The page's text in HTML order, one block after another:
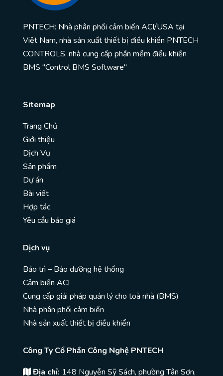
PNTECH: Nhà phân phối cảm biến ACI/USA tại
Việt Nam, nhà sản xuất thiết bị điều khiển PNTECH
CONTROLS, nhà cung cấp phần mềm điều khiển
BMS "Control BMS Software"
Sitemap
Trang Chủ
Giới thiệu
Dịch Vụ
Sản phẩm
Dự án
Bài viết
Hợp tác
Yêu cầu báo giá
Dịch vụ
Bảo trì – Bảo dưỡng hệ thống
Cảm biến ACI
Cung cấp giải pháp quản lý cho toà nhà (BMS)
Nhà phân phối cảm biến
Nhà sản xuất thiết bị điều khiển
Công Ty Cổ Phần Công Nghệ PNTECH
Địa chỉ: 148 Nguyễn Sỹ Sách, phường Tân Sơn,